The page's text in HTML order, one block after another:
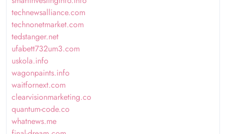
technewsalliance.com
technonetmarket.com
tedstanger.net
ufabett732um3.com
uskola.info
wagonpaints.info
waitfornext.com
clearvisionmarketing.co
quantum-code.co
whatnews.me